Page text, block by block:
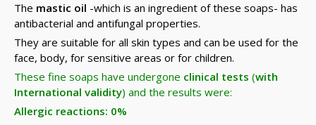
The mastic oil -which is an ingredient of these soaps- has
antibacterial and antifungal properties.
They are suitable for all skin types and can be used for the
face, body, for sensitive areas or for children.
These fine soaps have undergone clinical tests (with
International validity) and the results were:
Allergic reactions: 0%